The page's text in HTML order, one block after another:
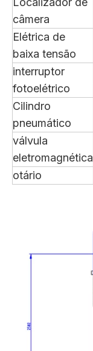
câmera
Elétrica de
baixa tensão
interruptor
fotoelétrico
Cilindro
pneumático
válvula
eletromagnética
otário